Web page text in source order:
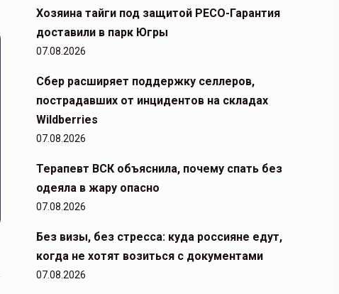
Хозяина тайги под защитой РЕСО-Гарантия
доставили в парк Югры
07.08.2026
Сбер расширяет поддержку селлеров,
пострадавших от инцидентов на складах
Wildberries
07.08.2026
Терапевт ВСК объяснила, почему спать без
одеяла в жару опасно
07.08.2026
Без визы, без стресса: куда россияне едут,
когда не хотят возиться с документами
07.08.2026